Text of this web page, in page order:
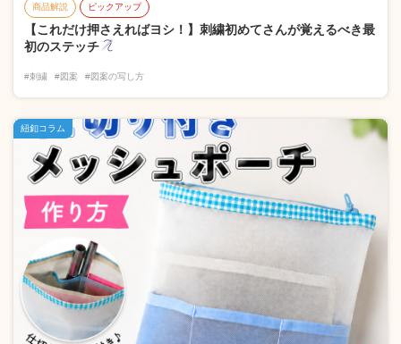
商品解説 ピックアップ
【これだけ押さえればヨシ！】刺繍初めてさんが覚えるべき最
初のステッチ
#刺繍 #図案 #図案の写し方
紐釦コラム